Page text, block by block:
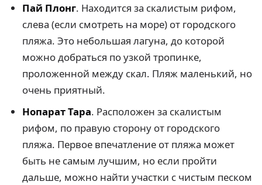
Пай Плонг. Находится за скалистым рифом,
слева (если смотреть на море) от городского
пляжа. Это небольшая лагуна, до которой
можно добраться по узкой тропинке,
проложенной между скал. Пляж маленький, но
очень приятный.
Нопарат Тара. Расположен за скалистым
рифом, по правую сторону от городского
пляжа. Первое впечатление от пляжа может
быть не самым лучшим, но если пройти
дальше, можно найти участки с чистым песком